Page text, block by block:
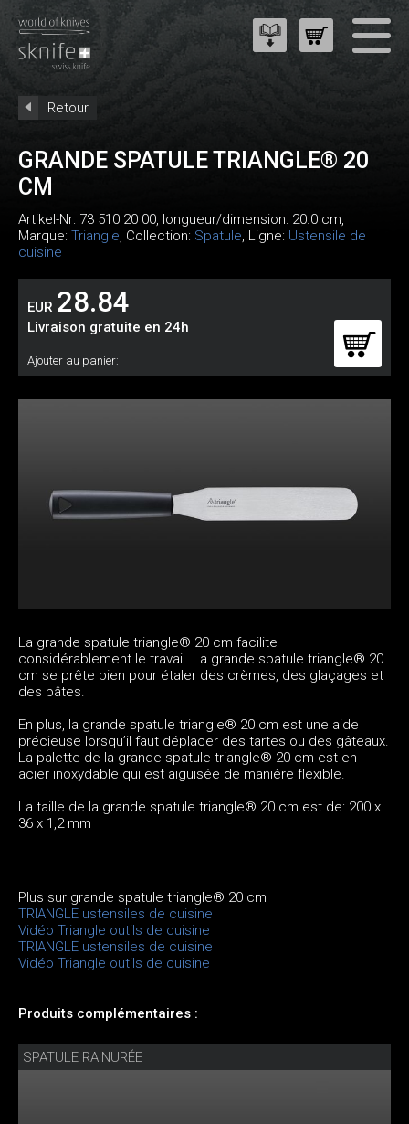
Retour
GRANDE SPATULE TRIANGLE® 20
CM
Artikel-Nr: 73 510 20 00, longueur/dimension: 20.0 cm,
Marque: Triangle, Collection: Spatule, Ligne: Ustensile de
cuisine
EUR 28.84
Livraison gratuite en 24h
Ajouter au panier:
La grande spatule triangle® 20 cm facilite
considérablement le travail. La grande spatule triangle® 20
cm se prête bien pour étaler des crèmes, des glaçages et
des pâtes.
En plus, la grande spatule triangle® 20 cm est une aide
précieuse lorsqu’il faut déplacer des tartes ou des gâteaux.
La palette de la grande spatule triangle® 20 cm est en
acier inoxydable qui est aiguisée de manière flexible.
La taille de la grande spatule triangle® 20 cm est de: 200 x
36 x 1,2 mm
Plus sur grande spatule triangle® 20 cm
TRIANGLE ustensiles de cuisine
Vidéo Triangle outils de cuisine
TRIANGLE ustensiles de cuisine
Vidéo Triangle outils de cuisine
Produits complémentaires :
SPATULE RAINURÉE